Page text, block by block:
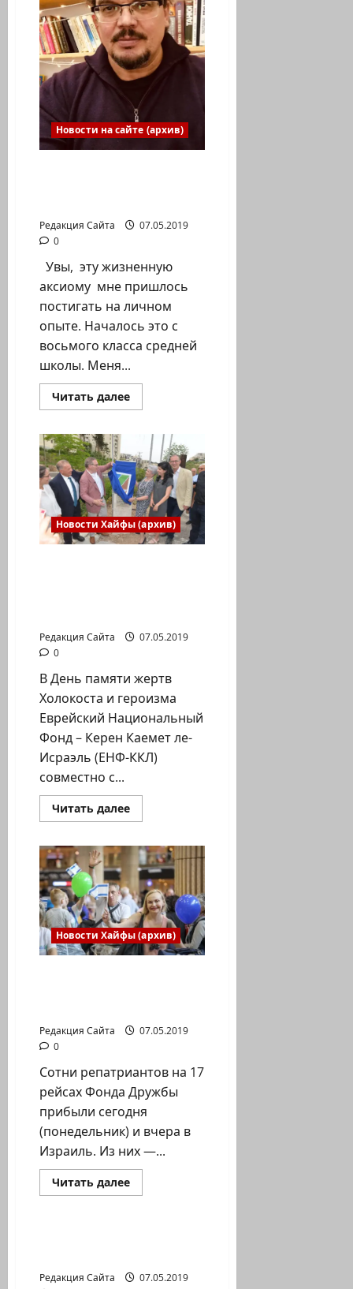
Новости на сайте (архив)
Редакция Сайта
07.05.2019
0
Увы, эту жизненную
аксиому мне пришлось
постигать на личном
опыте. Началось это с
восьмого класса средней
школы. Меня...
Читать далееПрочитать
больше
Мицура.
Здоровая
наглость
и
напор
–
залог
победы!
Новости Хайфы (архив)
Редакция Сайта
07.05.2019
0
В День памяти жертв
Холокоста и героизма
Еврейский Национальный
Фонд – Керен Каемет ле-
Исраэль (ЕНФ-ККЛ)
совместно с...
Читать далееПрочитать
больше
Салли
Ноаха
память
о
спасении
евреев
во
время
Холокоста
Новости Хайфы (архив)
Редакция Сайта
07.05.2019
0
Сотни репатриантов на 17
рейсах Фонда Дружбы
прибыли сегодня
(понедельник) и вчера в
Израиль. Из них —...
Читать далееПрочитать
больше
прибыли
сотни
Новости Хайфы (архив)
Редакция Сайта
07.05.2019